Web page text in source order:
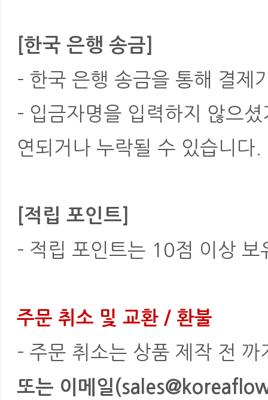
[한국 은행 송금]
- 한국 은행 송금을 통해 결제
- 입금자명을 입력하지 않으
연되거나 누락될 수 있습니다.
[적립 포인트]
- 적립 포인트는 10점 이상
주문 취소 및 교환 / 환불
- 주문 취소는 상품 제작 전
또는 이메일